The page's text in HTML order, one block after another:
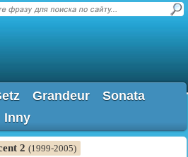
Grandeur
Sonata
Inny
2 (1999-2005)